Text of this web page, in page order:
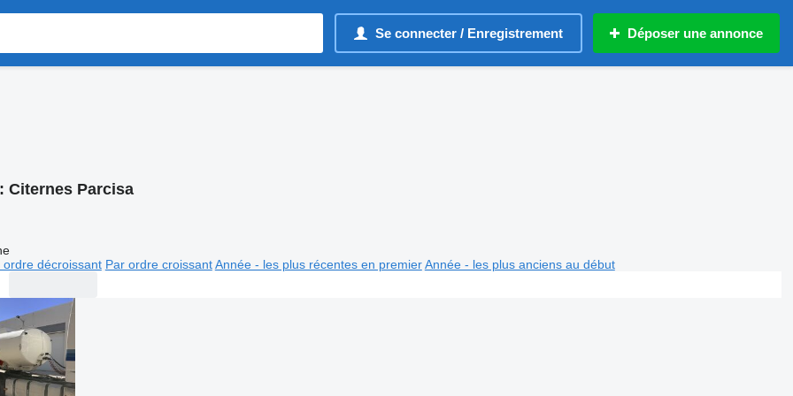
Se connecter / Enregistrement Déposer une annonce
Citernes Parcisa
ordre décroissant Par ordre croissant Année - les plus récentes en premier Année - les plus anciens au début